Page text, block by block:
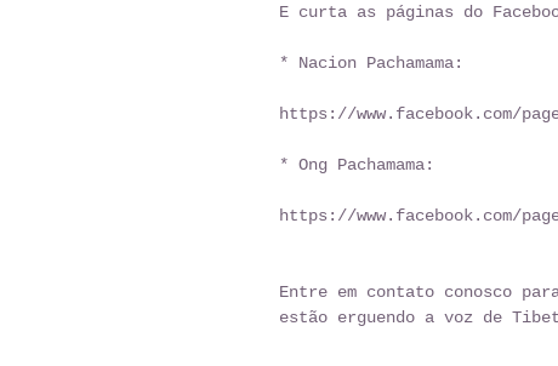
E curta as páginas do
* Nacion Pachamama:
https://www.facebook.com/
* Ong Pachamama:
https://www.facebook.com/
Entre em contato conosco
estão erguendo a voz de